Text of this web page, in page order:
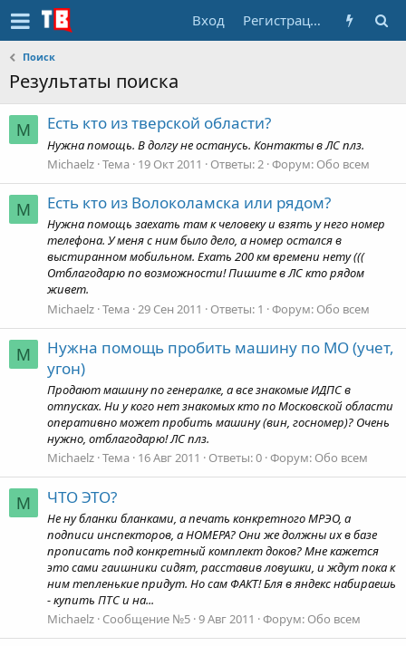
Вход Регистрация
Поиск
Результаты поиска
M Есть кто из тверской области?
Нужна помощь. В долгу не останусь. Контакты в ЛС плз.
Michaelz Тема 19 Окт 2011 Ответы: 2 Форум: Обо всем
M Есть кто из Волоколамска или рядом?
Нужна помощь заехать там к человеку и взять у него номер
телефона. У меня с ним было дело, а номер остался в
выстиранном мобильном. Ехать 200 км времени нету (((
Отблагодарю по возможности! Пишите в ЛС кто рядом
живет.
Michaelz Тема 29 Сен 2011 Ответы: 1 Форум: Обо всем
M
Нужна помощь пробить машину по МО (учет,
угон)
Продают машину по генералке, а все знакомые ИДПС в
отпусках. Ни у кого нет знакомых кто по Московской области
оперативно может пробить машину (вин, госномер)? Очень
нужно, отблагодарю! ЛС плз.
Michaelz Тема 16 Авг 2011 Ответы: 0 Форум: Обо всем
M ЧТО ЭТО?
Не ну бланки бланками, а печать конкретного МРЭО, а
подписи инспекторов, а НОМЕРА? Они же должны их в базе
прописать под конкретный комплект доков? Мне кажется
это сами гаишники сидят, расставив ловушки, и ждут пока к
ним тепленькие придут. Но сам ФАКТ! Бля в яндекс набираешь
- купить ПТС и на...
Michaelz Сообщение №5 9 Авг 2011 Форум: Обо всем